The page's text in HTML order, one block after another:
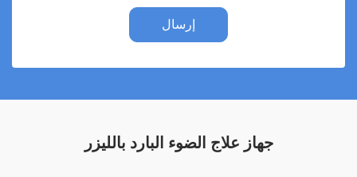
إرسال
جهاز علاج الضوء البارد بالليزر